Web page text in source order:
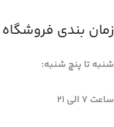
زمان بندی فروشگاه
شنبه تا پنچ شنبه:
ساعت 7 الی ۲۱